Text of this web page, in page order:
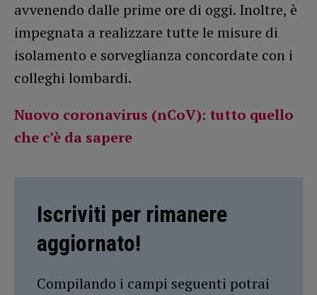
avvenendo dalle prime ore di oggi. Inoltre, è
impegnata a realizzare tutte le misure di
isolamento e sorveglianza concordate con i
colleghi lombardi.
Nuovo coronavirus (nCoV): tutto quello
che c’è da sapere
Iscriviti per rimanere
aggiornato!
Compilando i campi seguenti potrai